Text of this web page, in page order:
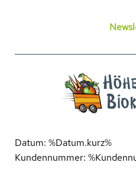
Datum: %Datum.kurz%
Kundennummer: